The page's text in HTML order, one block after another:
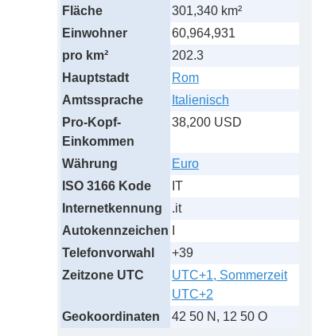
Fläche
301,340 km²
Einwohner
60,964,931
pro km²
202.3
Hauptstadt
Rom
Amtssprache
Italienisch
Pro-Kopf-
Einkommen
38,200 USD
Währung
Euro
ISO 3166 Kode
IT
Internetkennung
.it
Autokennzeichen
Telefonvorwahl
+39
Zeitzone UTC
UTC+1, Sommerzeit
UTC+2
Geokoordinaten
42 50 N, 12 50 O